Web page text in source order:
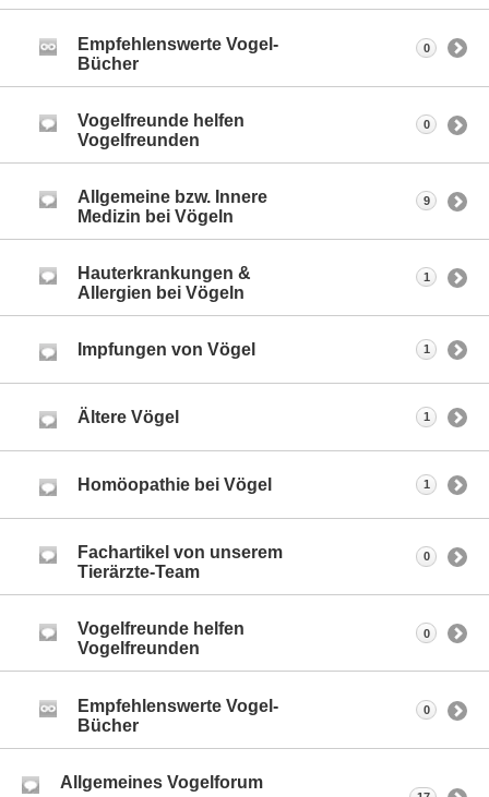
Empfehlenswerte Vogel-
Bücher
0
Vogelfreunde helfen
Vogelfreunden
0
Allgemeine bzw. Innere
Medizin bei Vögeln
9
Hauterkrankungen &
Allergien bei Vögeln
1
Impfungen von Vögel 1
Ältere Vögel 1
Homöopathie bei Vögel 1
Fachartikel von unserem
Tierärzte-Team
0
Vogelfreunde helfen
Vogelfreunden
0
Empfehlenswerte Vogel-
Bücher
0
Allgemeines Vogelforum